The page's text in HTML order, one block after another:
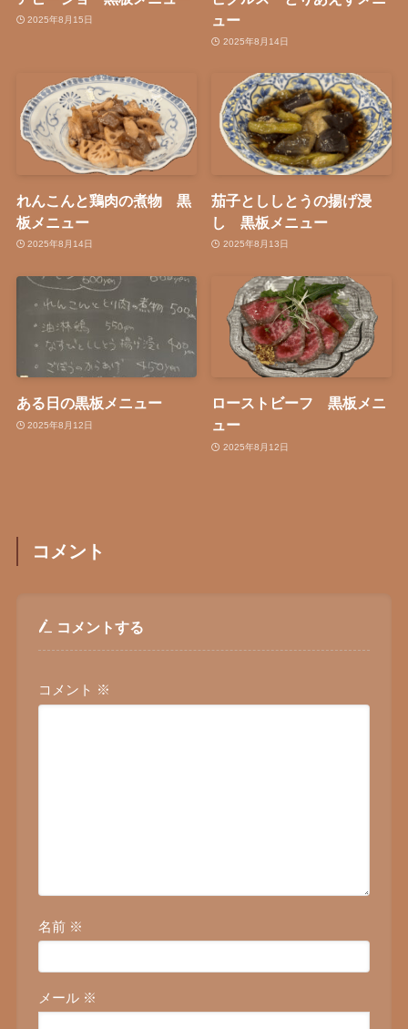
2025年8月15日
ュー
2025年8月14日
れんこんと鶏肉の煮物 黒
板メニュー
2025年8月14日
茄子とししとうの揚げ浸
し 黒板メニュー
2025年8月13日
ある日の黒板メニュー
2025年8月12日
ローストビーフ 黒板メニ
ュー
2025年8月12日
コメント
コメントする
コメント ※
名前 ※
メール ※